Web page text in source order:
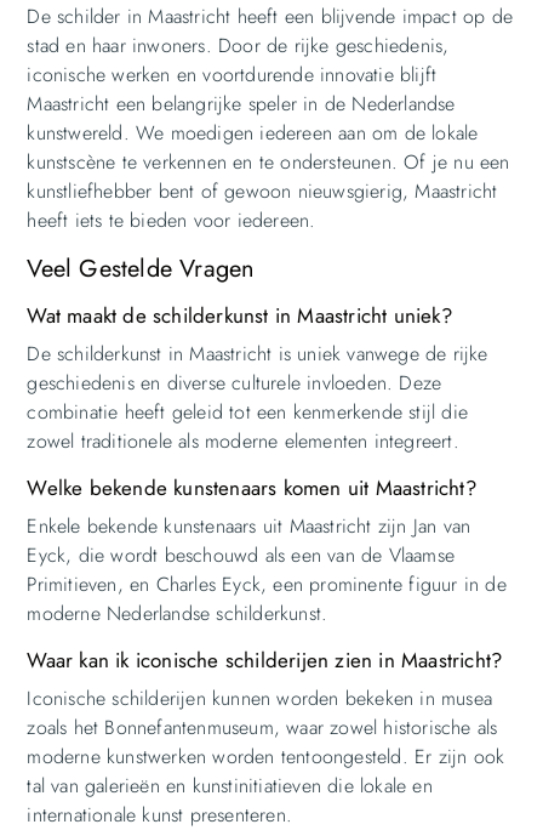
De schilder in Maastricht heeft een blijvende impact op de
stad en haar inwoners. Door de rijke geschiedenis,
iconische werken en voortdurende innovatie blijft
Maastricht een belangrijke speler in de Nederlandse
kunstwereld. We moedigen iedereen aan om de lokale
kunstscène te verkennen en te ondersteunen. Of je nu een
kunstliefhebber bent of gewoon nieuwsgierig, Maastricht
heeft iets te bieden voor iedereen.
Veel Gestelde Vragen
Wat maakt de schilderkunst in Maastricht uniek?
De schilderkunst in Maastricht is uniek vanwege de rijke
geschiedenis en diverse culturele invloeden. Deze
combinatie heeft geleid tot een kenmerkende stijl die
zowel traditionele als moderne elementen integreert.
Welke bekende kunstenaars komen uit Maastricht?
Enkele bekende kunstenaars uit Maastricht zijn Jan van
Eyck, die wordt beschouwd als een van de Vlaamse
Primitieven, en Charles Eyck, een prominente figuur in de
moderne Nederlandse schilderkunst.
Waar kan ik iconische schilderijen zien in Maastricht?
Iconische schilderijen kunnen worden bekeken in musea
zoals het Bonnefantenmuseum, waar zowel historische als
moderne kunstwerken worden tentoongesteld. Er zijn ook
tal van galerieën en kunstinitiatieven die lokale en
internationale kunst presenteren.